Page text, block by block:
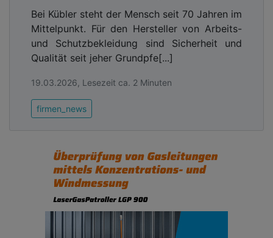
Bei Kübler steht der Mensch seit 70 Jahren im
Mittelpunkt. Für den Hersteller von Arbeits-
und Schutzbekleidung sind Sicherheit und
Qualität seit jeher Grundpfe[...]
19.03.2026, Lesezeit ca. 2 Minuten
firmen_news